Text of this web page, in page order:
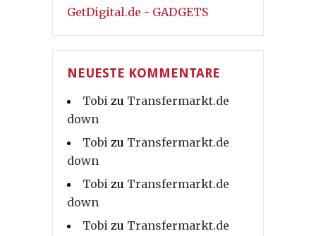
GetDigital.de - GADGETS
NEUESTE KOMMENTARE
Tobi zu Transfermarkt.de
down
Tobi zu Transfermarkt.de
down
Tobi zu Transfermarkt.de
down
Tobi zu Transfermarkt.de